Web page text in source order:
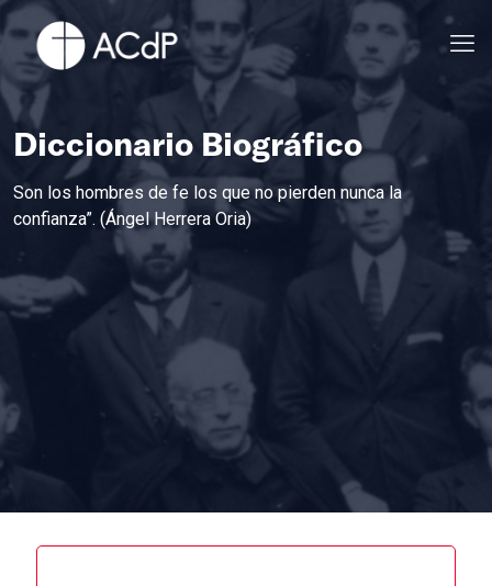
Diccionario Biográfico
Son los hombres de fe los que no pierden nunca la
confianza”. (Ángel Herrera Oria)